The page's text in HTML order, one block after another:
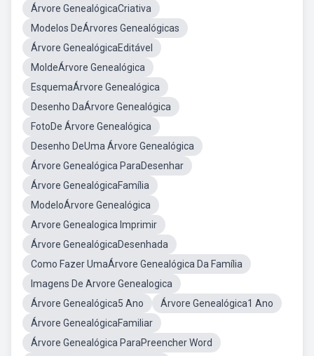
Árvore GenealógicaCriativa
Modelos DeÁrvores Genealógicas
Árvore GenealógicaEditável
MoldeÁrvore Genealógica
EsquemaÁrvore Genealógica
Desenho DaÁrvore Genealógica
FotoDe Árvore Genealógica
Desenho DeUma Árvore Genealógica
Árvore Genealógica ParaDesenhar
Árvore GenealógicaFamília
ModeloÁrvore Genealógica
Arvore Genealogica Imprimir
Árvore GenealógicaDesenhada
Como Fazer UmaÁrvore Genealógica Da Família
Imagens De Arvore Genealogica
Árvore Genealógica5 Ano
Árvore Genealógica1 Ano
Árvore GenealógicaFamiliar
Árvore Genealógica ParaPreencher Word